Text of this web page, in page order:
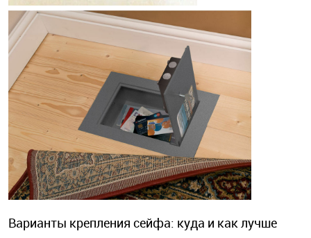
Варианты крепления сейфа: куда и как лучше